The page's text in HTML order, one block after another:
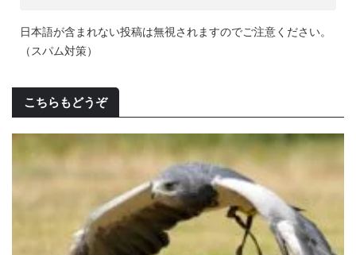
日本語が含まれない投稿は無視されますのでご注意ください。
（スパム対策）
こちらもどうぞ